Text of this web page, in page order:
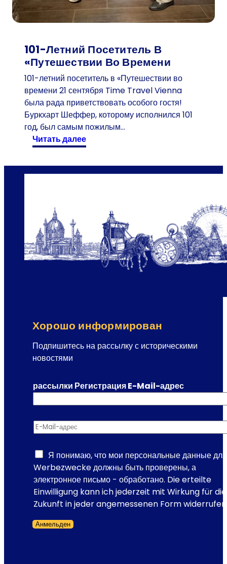
101-Летний Посетитель В
«Путешествии Во Времени
101-летний посетитель в «Путешествии во
времени 21 сентября Time Travel Vienna
была рада приветствовать особого гостя!
Буркхарт Шеффер, которому исполнился 101
год, был самым пожилым…
читать далее:
1
0
1
и
й
т
и
т
ь
в
«
П
у
е
ш
е
с
т
Хорошо информирован
Подпишитесь на рассылку с историческими
новостями
рассылки Регистрация E-Mail-адрес
E-Mail-адрес
Я понимаю, что мои персональные данные для
Werbezwecke должны быть проверены, а
электронное письмо - обработано. Die erteilte
Einwilligung kann ich jederzeit mit Wirkung für die
Zukunft in jeder angemessenen Form
Анмельден